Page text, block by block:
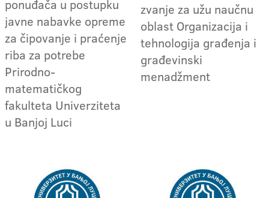
ponuđača u postupku
javne nabavke opreme
za čipovanje i praćenje
riba za potrebe
Prirodno-
matematičkog
fakulteta Univerziteta
u Banjoj Luci
zvanje za užu naučnu
oblast Organizacija i
tehnologija građenja i
građevinski
menadžment